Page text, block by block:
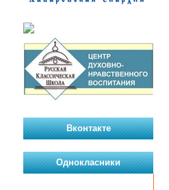
Вконтакте
Однокласники